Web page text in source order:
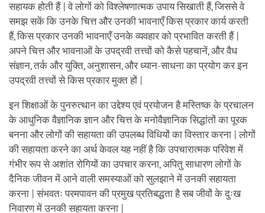
सहायक होती हैं | वे लोगों को विश्लेषणात्मक उपाय सिखाती हैं, जिससे वे
समझ सकें कि उनके चित्त और उनकी भावनाएँ किस प्रकार कार्य करती
हैं, किस प्रकार उनकी भावनाएँ उनके व्यवहार को प्रभावित करती हैं |
अपने चित्त और भावनाओं के उपद्रवी तत्त्वों को कैसे पहचानें, और वैध
संज्ञान, तर्क और युक्ति, अनुशासन, और ध्यान-साधना का प्रयोग कर इन
उपद्रवी तत्त्वों से किस प्रकार मुक्त हों |
इन शिक्षाओं के पुनरुत्थान का उद्देश्य एवं प्रयोजन है मस्तिष्क के प्रचालन
के आधुनिक वैज्ञानिक ज्ञान और चित्त के मनोवैज्ञानिक सिद्धांतों का पूरक
बनना और लोगों की सहायता की उपलब्ध विधियों का विस्तार करना | लोगों
की सहायता करने का अर्थ केवल यह नहीं है कि उपचारात्मक परिवेश में
गंभीर रूप से अशांत रोगियों का उपचार करना, अपितु साधारण लोगों के
दैनिक जीवन में आने वाली समस्याओं को सुलझाने में उनकी सहायता
करना | संभवतः परमपावन की प्रमुख प्रतिबद्धता है सब जीवों के दुःख
निवारण में उनकी सहायता करना |